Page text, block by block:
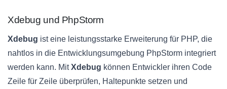
Xdebug und PhpStorm
Xdebug ist eine leistungsstarke Erweiterung für PHP, die
nahtlos in die Entwicklungsumgebung PhpStorm integriert
werden kann. MitXdebug können Entwickler ihren Code
Zeile für Zeile überprüfen, Haltepunkte setzen und